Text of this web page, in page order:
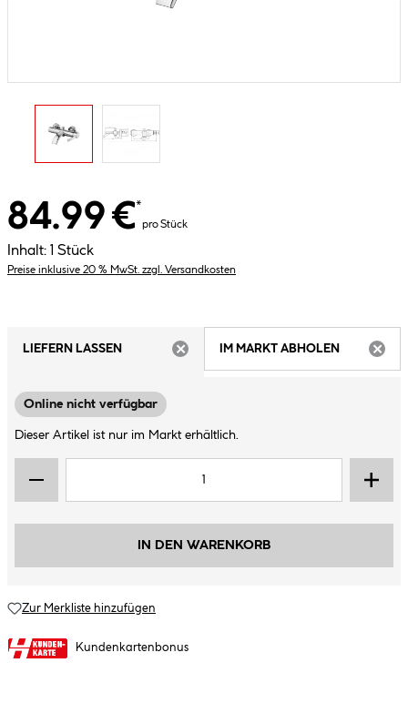
84.99 €*
pro Stück
Inhalt: 1 Stück
Preise inklusive 20 % MwSt. zzgl. Versandkosten
LIEFERN LASSEN
IM MARKT ABHOLEN
Online nicht verfügbar
Dieser Artikel ist nur im Markt erhältlich.
IN DEN WARENKORB
Zur Merkliste hinzufügen
Kundenkartenbonus